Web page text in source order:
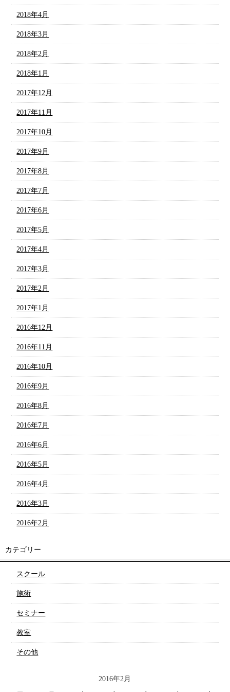
2018年4月
2018年3月
2018年2月
2018年1月
2017年12月
2017年11月
2017年10月
2017年9月
2017年8月
2017年7月
2017年6月
2017年5月
2017年4月
2017年3月
2017年2月
2017年1月
2016年12月
2016年11月
2016年10月
2016年9月
2016年8月
2016年7月
2016年6月
2016年5月
2016年4月
2016年3月
2016年2月
カテゴリー
スクール
施術
セミナー
教室
その他
2016年2月